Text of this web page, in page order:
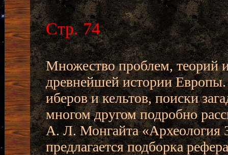
Стр. 74
Множество проблем, теорий
древнейшей истории
иберов и кельтов, поиски
многом другом подробно
А. Л. Монгайта «Археология
предлагается подборка